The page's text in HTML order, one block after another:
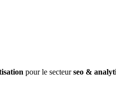
pour le secteurseo &